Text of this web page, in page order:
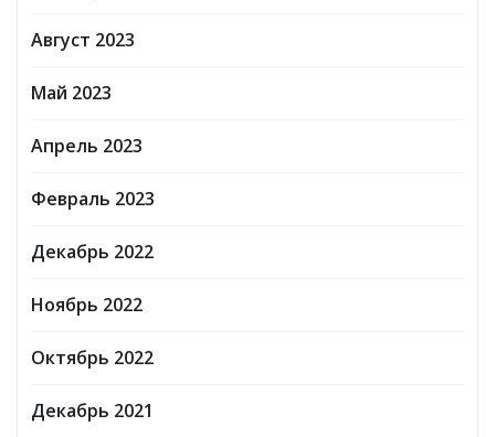
Август 2023
Май 2023
Апрель 2023
Февраль 2023
Декабрь 2022
Ноябрь 2022
Октябрь 2022
Декабрь 2021